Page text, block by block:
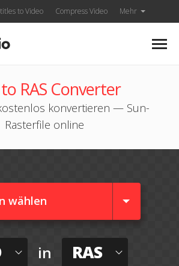
to Video Compress Video Mehr
to RAS Converter
konvertieren — Sun-
Rasterfile online
wählen
in RAS